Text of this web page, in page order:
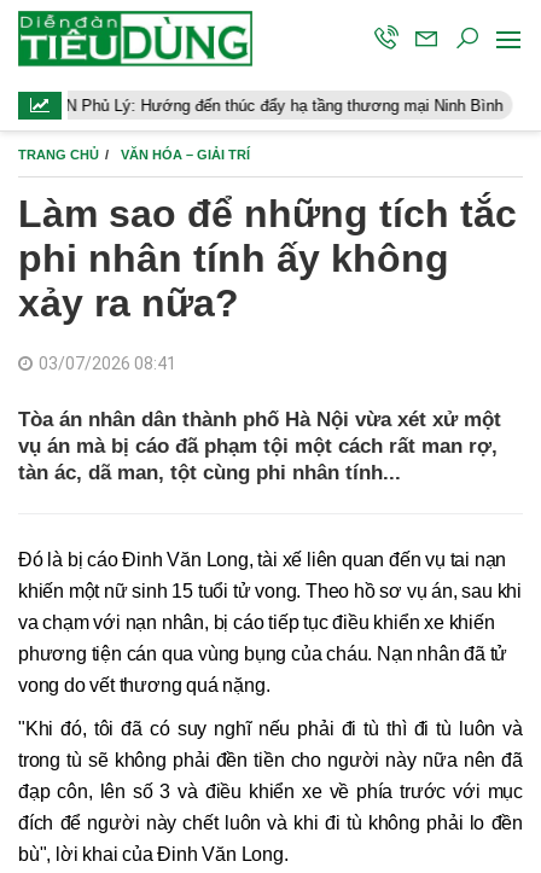
Hướng đến thúc đẩy hạ tầng thương mại Ninh Bình Điều hành
TRANG CHỦ VĂN HÓA – GIẢI TRÍ
Làm sao để những tích tắc
phi nhân tính ấy không
xảy ra nữa?
03/07/2026 08:41
Tòa án nhân dân thành phố Hà Nội vừa xét xử một
vụ án mà bị cáo đã phạm tội một cách rất man rợ,
tàn ác, dã man, tột cùng phi nhân tính...
Đó là bị cáo Đinh Văn Long, tài xế liên quan đến vụ tai nạn
khiến một nữ sinh 15 tuổi tử vong. Theo hồ sơ vụ án, sau khi
va chạm với nạn nhân, bị cáo tiếp tục điều khiển xe khiến
phương tiện cán qua vùng bụng của cháu. Nạn nhân đã tử
vong do vết thương quá nặng.
"Khi đó, tôi đã có suy nghĩ nếu phải đi tù thì đi tù luôn và
trong tù sẽ không phải đền tiền cho người này nữa nên đã
đạp côn, lên số 3 và điều khiển xe về phía trước với mục
đích để người này chết luôn và khi đi tù không phải lo đền
bù", lời khai của Đinh Văn Long.